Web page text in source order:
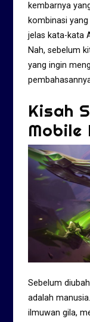
kembarnya
kombinasi
jelas kata-kata
Nah, sebelum
yang ingin
Kisah
Mobile
Sebelum
adalah
ilmuwan gila,